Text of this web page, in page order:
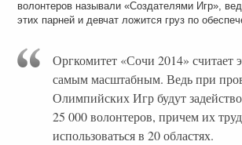
волонтеров называли «Создателями Игр»,
этих парней и девчат ложится груз по
Оргкомитет «Сочи 2014» считает
самым масштабным. Ведь при
Олимпийских Игр будут
25 000 волонтеров, причем их
использоваться в 20 областях.